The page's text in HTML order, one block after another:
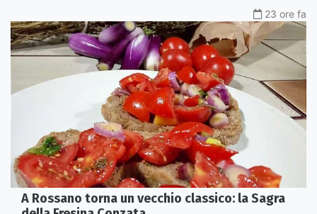
23 ore fa
A Rossano torna un vecchio classico: la Sagra